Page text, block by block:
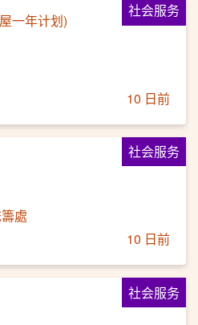
社会服务
一年计划)
10 日前
社会服务
處
10 日前
社会服务